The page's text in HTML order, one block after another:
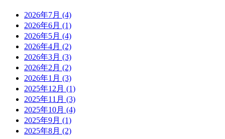
2026年7月 (4)
2026年6月 (1)
2026年5月 (4)
2026年4月 (2)
2026年3月 (3)
2026年2月 (2)
2026年1月 (3)
2025年12月 (1)
2025年11月 (3)
2025年10月 (4)
2025年9月 (1)
2025年8月 (2)